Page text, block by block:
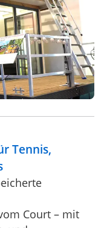
Tennis,
Court – mit